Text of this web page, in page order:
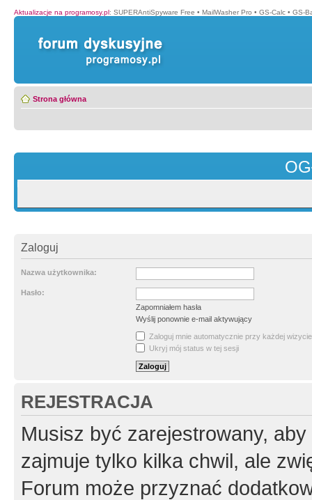
Aktualizacje na programosy.pl: SUPERAntiSpyware Free • MailWasher Pro • GS-Calc • GS-
Strona główna
Zaloguj
Nazwa użytkownika:
Hasło:
Zapomniałem hasła
Wyślij ponownie e-mail aktywujący
Zaloguj mnie automatycznie przy każdej wizycie
Ukryj mój status w tej sesji
REJESTRACJA
Musisz być zarejestrowany,
zajmuje tylko kilka chwil, ale
Forum może przyznać